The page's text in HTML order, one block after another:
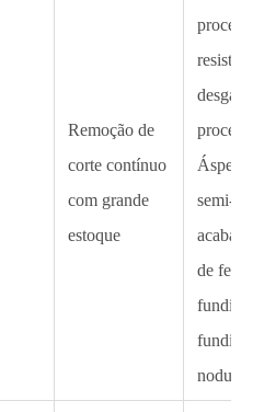
Remoção de
corte contínuo
com grande
estoque
Áspero
semi-
de ferro
fundido
nodular